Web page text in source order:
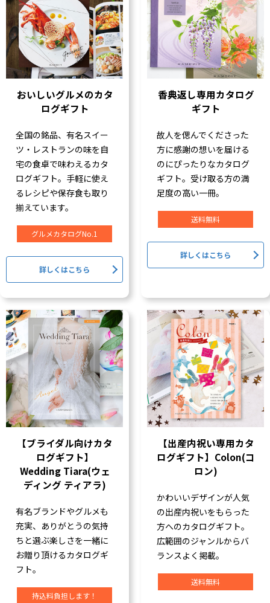
おいしいグルメのカタ
ログギフト
全国の銘品、有名スイー
ツ・レストランの味を自
宅の食卓で味わえるカタ
ログギフト。手軽に使え
るレシピや保存食も取り
揃えています。
グルメカタログNo.1
詳しくはこちら
香典返し専用カタログ
ギフト
故人を偲んでくださった
方に感謝の想いを届ける
のにぴったりなカタログ
ギフト。受け取る方の満
足度の高い一冊。
送料無料
詳しくはこちら
【ブライダル向けカタ
ログギフト】
Wedding Tiara(ウェ
ディング ティアラ)
有名ブランドやグルメも
充実、ありがとうの気持
ちと選ぶ楽しさを一緒に
お贈り頂けるカタログギ
フト。
持込料負担します！
【出産内祝い専用カタ
ログギフト】Colon(コ
ロン)
かわいいデザインが人気
の出産内祝いをもらった
方へのカタログギフト。
広範囲のジャンルからバ
ランスよく掲載。
送料無料